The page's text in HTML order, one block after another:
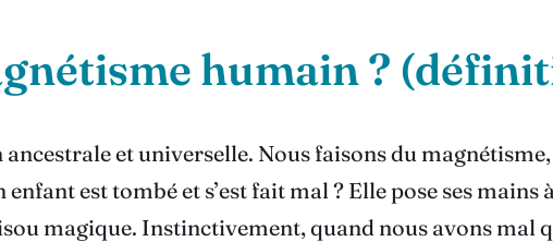
humain ?
et universelle. Nous faisons du
est tombé et s’est fait mal ? Elle pose ses mains
magique. Instinctivement, quand nous avons mal